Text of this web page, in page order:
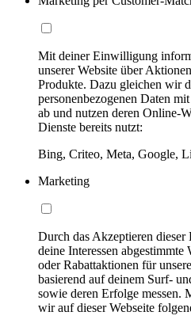
Mit deiner Einwilligung
unserer Website über
Produkte. Dazu gleichen wir
personenbezogenen Daten
ab und nutzen deren Online-
Dienste bereits nutzt:
Bing, Criteo, Meta, Google,
Marketing
Durch das Akzeptieren
deine Interessen abgestimmte
oder Rabattaktionen für
basierend auf deinem Surf-
sowie deren Erfolge messen.
wir auf dieser Webseite